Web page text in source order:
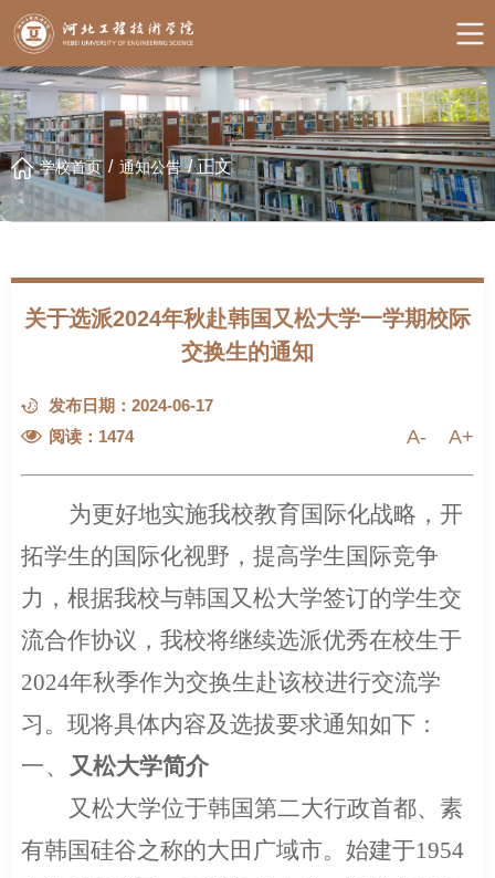
学校首页 / 通知公告 /正文
关于选派2024年秋赴韩国又松大学一学期校际
交换生的通知
发布日期：2024-06-17
阅读： 1474 A- A+
为更好地实施我校教育国际化战略，开
拓学生的国际化视野，提高学生国际竞争
力，根据我校与韩国又松大学签订的学生交
流合作协议，我校将继续选派优秀在校生于
2024年秋季作为交换生赴该校进行交流学
习。现将具体内容及选拔要求通知如下：
一、 又松大学简介
又松大学位于韩国第二大行政首都、素
有韩国硅谷之称的大田广域市。始建于1954